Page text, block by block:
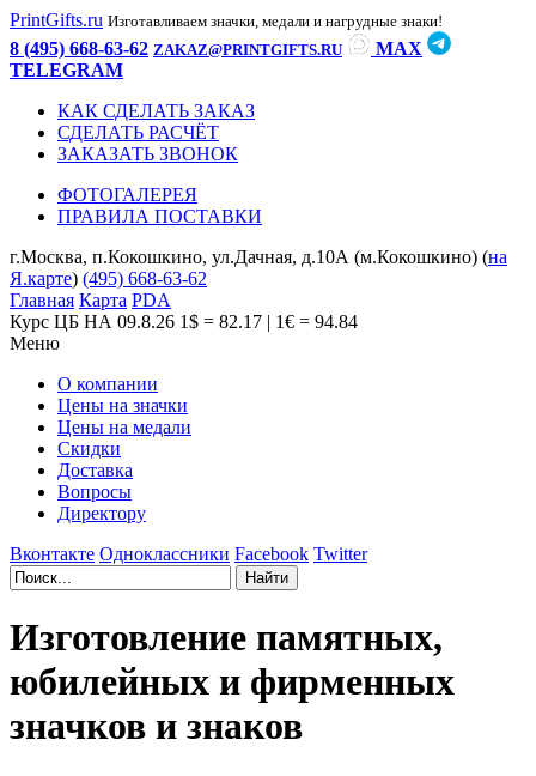
PrintGifts.ru Изготавливаем значки, медали и нагрудные знаки!
8 (495) 668-63-62 ZAKAZ@PRINTGIFTS.RU
MAX
TELEGRAM
КАК СДЕЛАТЬ ЗАКАЗ
СДЕЛАТЬ РАСЧЁТ
ЗАКАЗАТЬ ЗВОНОК
ФОТОГАЛЕРЕЯ
ПРАВИЛА ПОСТАВКИ
г.Москва, п.Кокошкино, ул.Дачная, д.10А (м.Кокошкино) (на
Я.карте) (495) 668-63-62
Главная Карта PDA
Курс ЦБ НА 09.8.26 1$ = 82.17 | 1€ = 94.84
Меню
О компании
Цены на значки
Цены на медали
Скидки
Доставка
Вопросы
Директору
Вконтакте Одноклассники Facebook Twitter
Изготовление памятных,
юбилейных и фирменных
значков и знаков